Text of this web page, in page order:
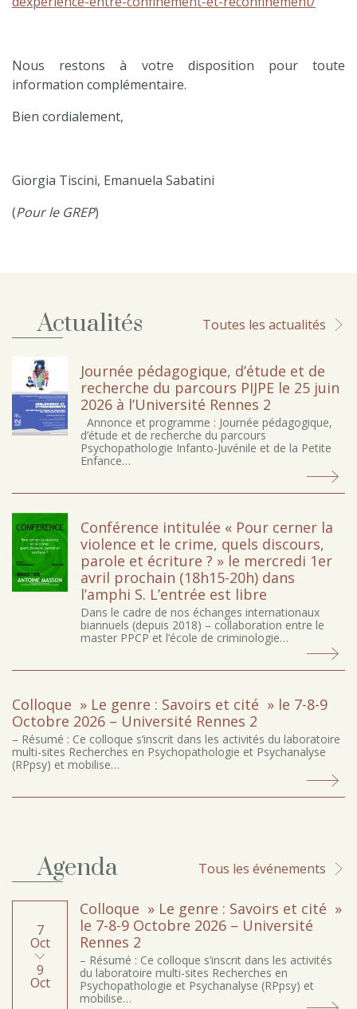
Nous restons à votre disposition pour toute
information complémentaire.
Bien cordialement,
Giorgia Tiscini, Emanuela Sabatini
(Pour le GREP)
Actualités Toutes les actualités
Journée pédagogique, d’étude et de
recherche du parcours PIJPE le 25 juin
2026 à l’Université Rennes 2
Annonce et programme : Journée pédagogique,
d’étude et de recherche du parcours
Psychopathologie Infanto-Juvénile et de la Petite
Enfance…
Conférence intitulée « Pour cerner la
violence et le crime, quels discours,
parole et écriture ? » le mercredi 1er
avril prochain (18h15-20h) dans
l’amphi S. L’entrée est libre
Dans le cadre de nos échanges internationaux
biannuels (depuis 2018) – collaboration entre le
master PPCP et l’école de criminologie…
Colloque » Le genre : Savoirs et cité » le 7-8-9
Octobre 2026 – Université Rennes 2
– Résumé : Ce colloque s’inscrit dans les activités du laboratoire
multi-sites Recherches en Psychopathologie et Psychanalyse
(RPpsy) et mobilise…
Agenda Tous les événements
7
Oct
9
Oct
Colloque » Le genre : Savoirs et cité »
le 7-8-9 Octobre 2026 – Université
Rennes 2
– Résumé : Ce colloque s’inscrit dans les activités
du laboratoire multi-sites Recherches en
Psychopathologie et Psychanalyse (RPpsy) et
mobilise…